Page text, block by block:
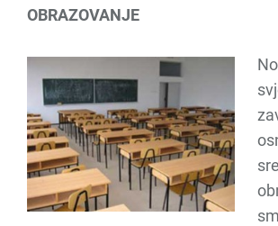
OBRAZOVANJE